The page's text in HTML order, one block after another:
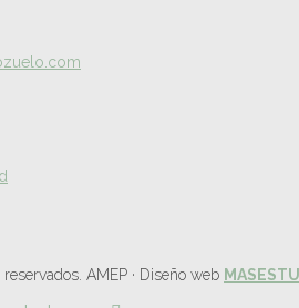
AMEP · Diseño web